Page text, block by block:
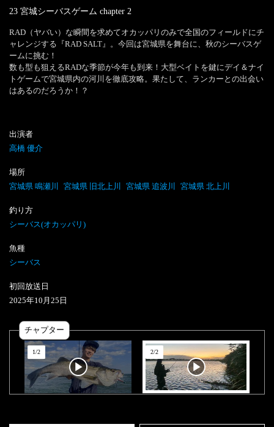
23 宮城シーバスゲーム chapter 2
RAD（ヤバい）な瞬間を求めてオカッパリのみで全国のフィールドにチ
ャレンジする『RAD SALT』。今回は宮城県を舞台に、秋のシーバスゲ
ームに挑む！
数も型も狙えるRADな季節が今年も到来！大型ベイトを鍵にデイ＆ナイ
トゲームで宮城県内の河川を徹底攻略。果たして、ランカーとの出会い
はあるのだろうか！？
出演者
高橋 優介
場所
宮城県 鳴瀬川
宮城県 旧北上川 宮城県 追波川 宮城県 北上川
釣り方
シーバス(オカッパリ)
魚種
シーバス
初回放送日
2025年10 月 25 日
チャプター
1/2 2/2